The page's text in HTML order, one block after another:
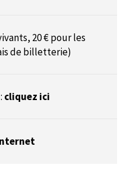
20 € pour les
de billetterie)
cliquez ici